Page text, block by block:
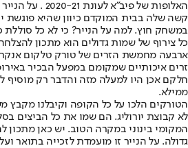
האלופות של
קשה שלה בבית המוקדם כיוון שהיא פוגשת
במשחק חוץ. למה על הנייר? כי לא כל
כל צירוף של שמות גדולים הוא מתכון
ארבעה מחמשת הזרים של טורק טלקום אנקרה
זרים איכותיים שמקומם במפעל הבכיר
חלקם אכן היו למעלה מזה והדבר רק מוסיף
ממילא.
הטורקים הלכו על כל הקופה וקיבלנו מקבץ
לא קבוצת יורוליג. הם שמו את כל הביצים
המקומי בינוני במקרה הטוב. יש כאן מתכון
גדולה. על הנייר זו מועמדת לזכייה בתואר